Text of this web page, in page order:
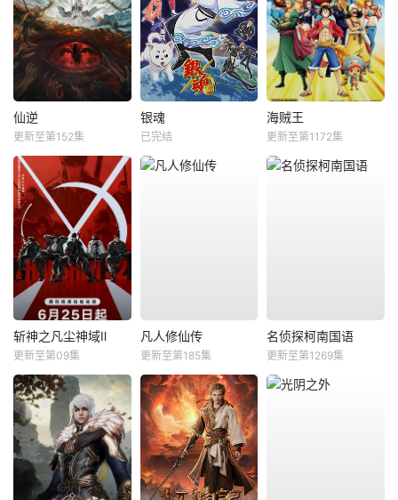
仙逆
更新至第152集
银魂
已完结
海贼王
更新至第1172集
斩神之凡尘神域Ⅱ
更新至第09集
凡人修仙传
更新至第185集
名侦探柯南国语
更新至第1269集